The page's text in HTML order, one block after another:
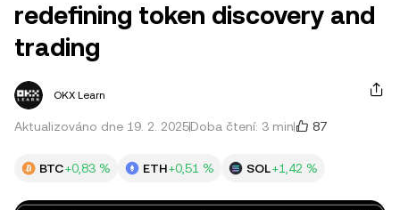
redefining token discovery and
trading
OKX Learn
Aktualizováno dne 19. 2. 2025Doba čtení: 3 min 87
BTC+0,83 % ETH+0,51 % SOL+1,42 %